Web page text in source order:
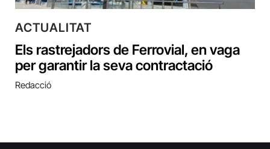
ACTUALITAT
Els rastrejadors de Ferrovial, en vaga
per garantir la seva contractació
Redacció